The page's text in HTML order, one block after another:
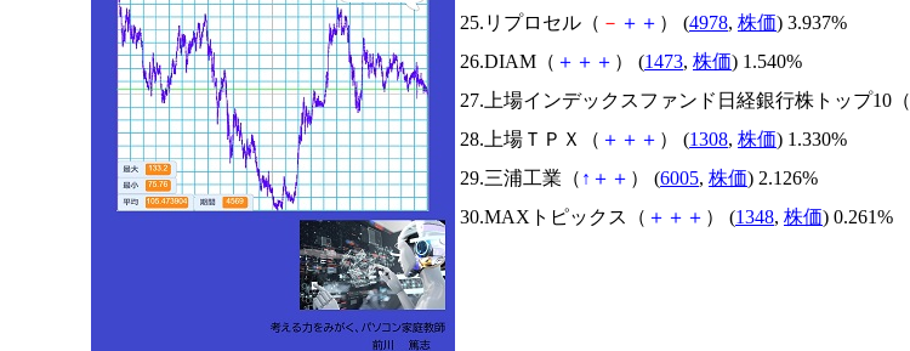
25.リプロセル（ － ＋ ＋ ） (4978, 株価) 3.937%
26.DIAM（ ＋ ＋ ＋ ） (1473, 株価) 1.540%
27.上場インデックスファンド日経銀行株トップ10（
28.上場ＴＰＸ（ ＋ ＋ ＋ ） (1308, 株価) 1.330%
29.三浦工業（ ↑ ＋ ＋ ） (6005, 株価) 2.126%
30.MAXトピックス（ ＋ ＋ ＋ ） (1348, 株価) 0.261%